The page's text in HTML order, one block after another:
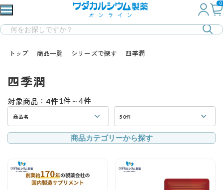
0
トップ 商品一覧 シリーズで探す 四季潤
四季潤
対象商品：4件1件～4件
50件
商品名
商品カテゴリーから探す